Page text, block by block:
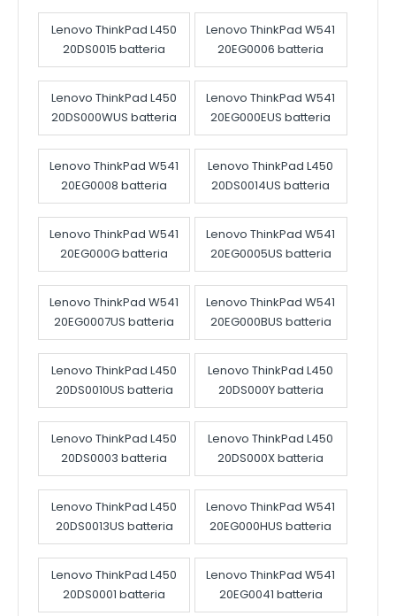
Lenovo ThinkPad L450
20DS0015 batteria
Lenovo ThinkPad W541
20EG0006 batteria
Lenovo ThinkPad L450
20DS000WUS batteria
Lenovo ThinkPad W541
20EG000EUS batteria
Lenovo ThinkPad W541
20EG0008 batteria
Lenovo ThinkPad L450
20DS0014US batteria
Lenovo ThinkPad W541
20EG000G batteria
Lenovo ThinkPad W541
20EG0005US batteria
Lenovo ThinkPad W541
20EG0007US batteria
Lenovo ThinkPad W541
20EG000BUS batteria
Lenovo ThinkPad L450
20DS0010US batteria
Lenovo ThinkPad L450
20DS000Y batteria
Lenovo ThinkPad L450
20DS0003 batteria
Lenovo ThinkPad L450
20DS000X batteria
Lenovo ThinkPad L450
20DS0013US batteria
Lenovo ThinkPad W541
20EG000HUS batteria
Lenovo ThinkPad L450
20DS0001 batteria
Lenovo ThinkPad W541
20EG0041 batteria